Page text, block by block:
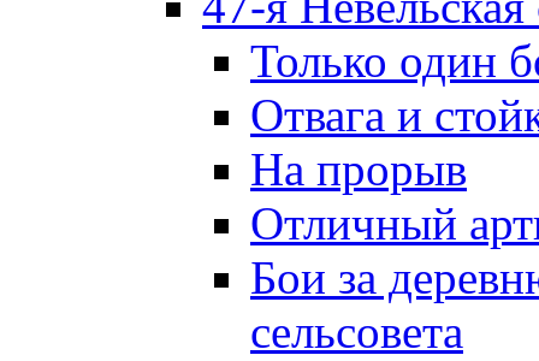
Только один
Отвага и
На прорыв
Отличный
Бои за
сельсовета